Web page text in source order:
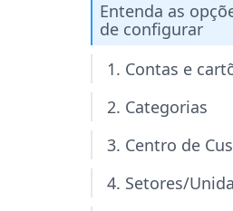
Entenda as
de configurar
1. Contas e
2. Categorias
3. Centro de
4. Setores/